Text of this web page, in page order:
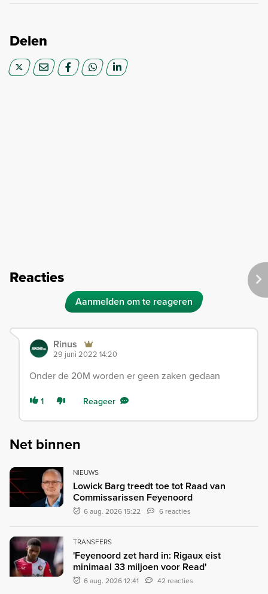
Delen
Reacties
Aanmelden om te reageren
Rinus
29 juni 2022 14:20
Onder de 20M worden er geen zaken gedaan
1 Reageer
Net binnen
NIEUWS
Lowick Barg treedt toe tot Raad van
Commissarissen Feyenoord
6 aug. 2026 15:22 6 reacties
TRANSFERS
'Feyenoord zet hard in: Rigaux eist
minimaal 33 miljoen voor Read'
6 aug. 2026 12:41 42 reacties